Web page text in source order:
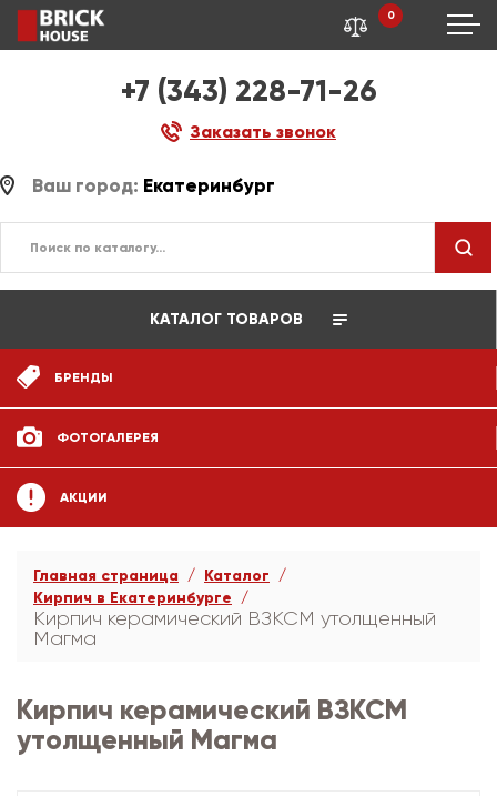
+7 (343) 228-71-26
Заказать звонок
0
Ваш город: Екатеринбург
КАТАЛОГ ТОВАРОВ
БРЕНДЫ
ФОТОГАЛЕРЕЯ
АКЦИИ
Главная страница
Каталог
Кирпич в Екатеринбурге
Кирпич керамический ВЗКСМ утолщенный
Магма
Кирпич керамический ВЗКСМ
утолщенный Магма